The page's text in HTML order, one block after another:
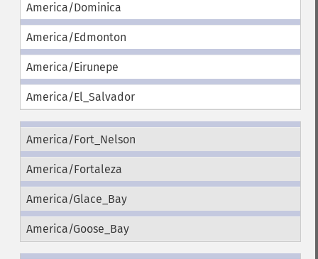
America/Dominica
America/Edmonton
America/Eirunepe
America/El_Salvador
America/Fort_Nelson
America/Fortaleza
America/Glace_Bay
America/Goose_Bay